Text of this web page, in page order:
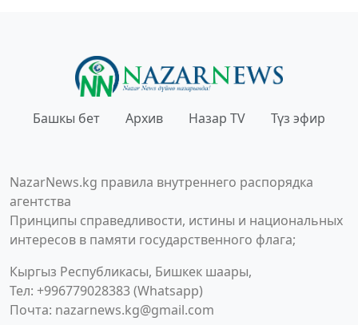
Башкы бет Архив Назар TV Түз эфир
NazarNews.kg правила внутреннего распорядка
агентства
Принципы справедливости, истины и национальных
интересов в памяти государственного флага;
Кыргыз Республикасы, Бишкек шаары,
Тел: +996779028383 (Whatsapp)
Почта: nazarnews.kg@gmail.com